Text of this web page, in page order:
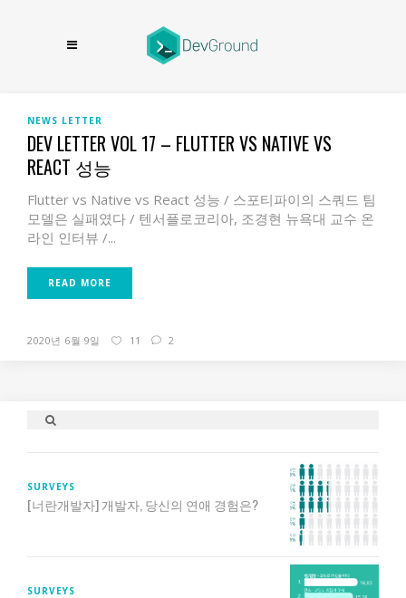
NEWS LETTER
DEV LETTER VOL 17 – FLUTTER VS NATIVE VS
REACT 성능
Flutter vs Native vs React 성능 / 스포티파이의 스쿼드 팀
모델은 실패였다 / 텐서플로코리아, 조경현 뉴욕대 교수 온
라인 인터뷰 /...
READ MORE
2020년 6월 9일 11 2
SURVEYS
[너란개발자] 개발자, 당신의 연애 경험은?
SURVEYS